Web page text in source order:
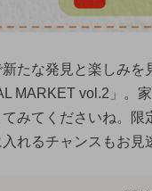
たな発見と楽しみを
MARKET vol.2」。
みてくださいね。限
れるチャンスもお見